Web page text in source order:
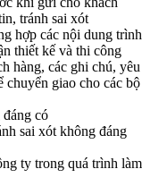
tránh sai xót
hợp các nội dung trình
thiết kế và thi công
hàng, các ghi chú, yêu
chuyển giao cho các bộ
có
sai xót không đáng
ty trong quá trình làm